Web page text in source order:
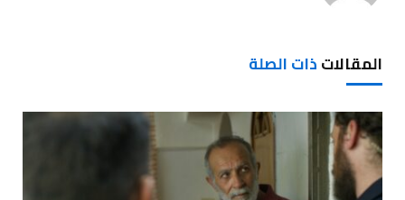
المقالاتذات الصلة